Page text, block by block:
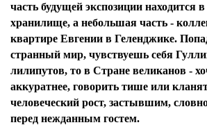
часть будущей экспозиции находится
хранилище, а небольшая часть -
квартире Евгении в Геленджике.
странный мир, чувствуешь себя
лилипутов, то в Стране великанов -
аккуратнее, говорить тише или
человеческий рост, застывшим,
перед нежданным гостем.